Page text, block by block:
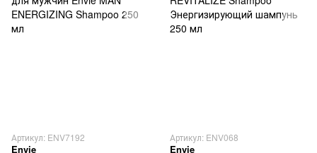
Артикул: ENV7192
Envie
Артикул: ENV068
Envie